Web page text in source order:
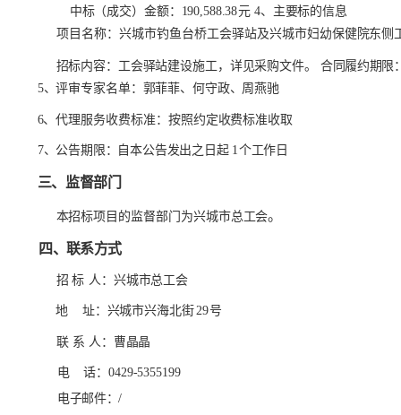
中标（成交）金额： 190,588.38元 4、主要标的信息
项目名称：兴城市钓鱼台桥工会驿站及兴城市妇幼保健院东侧
招标内容：工会驿站建设施工，详见采购文件。
合同履约期限
5、评审专家名单：郭菲菲、何守政、周燕驰
6、代理服务收费标准：按照约定收费标准收取
7、公告期限：自本公告发出之日起 1 个工作日
三、监督部门
本招标项目的监督部门为兴城市总工会。
四、联系方式
招 标 人： 兴城市总工会
地 址： 兴城市兴海北街29号
联 系 人： 曹晶晶
电 话：0429-5355199
电子邮件：/